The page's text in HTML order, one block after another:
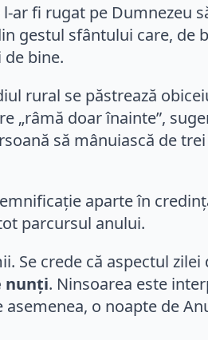
ar fi rugat pe Dumnezeu
gestul sfântului care,
bine.
rural se păstrează
„râmă doar înainte”,
să mânuiască de
aparte în
parcursul anului.
Se crede că aspectul
nunți. Ninsoarea este
o noapte de